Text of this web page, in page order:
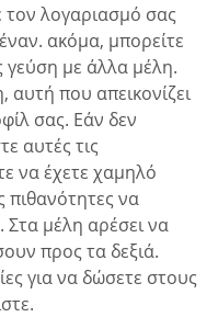
τον λογαριασμό σας
ακόμα, μπορείτε
γεύση με άλλα μέλη.
αυτή που απεικονίζει
σας. Εάν δεν
αυτές τις
να έχετε χαμηλό
πιθανότητες να
Στα μέλη αρέσει να
προς τα δεξιά.
για να δώσετε στους